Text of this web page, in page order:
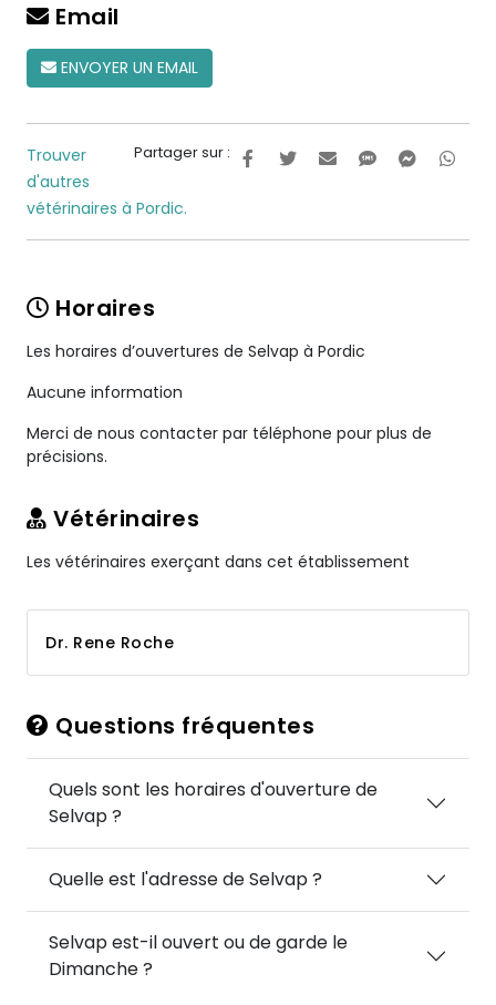
Email
ENVOYER UN EMAIL
Partager sur :
Trouver
d'autres
vétérinaires à Pordic.
Horaires
Les horaires d’ouvertures de Selvap à Pordic
Aucune information
Merci de nous contacter par téléphone pour plus de
précisions.
Vétérinaires
Les vétérinaires exerçant dans cet établissement
Dr. Rene Roche
Questions fréquentes
Quels sont les horaires d'ouverture de
Selvap ?
Quelle est l'adresse de Selvap ?
Selvap est-il ouvert ou de garde le
Dimanche ?